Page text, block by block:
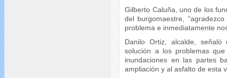
Gilberto Caluña, uno de los
del burgomaestre,
problema e inmediatamente
Danilo Ortiz, alcalde,
solución a los problemas
inundaciones en las partes
ampliación y al asfalto de esta